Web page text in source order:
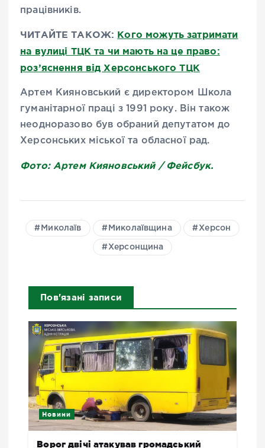
працівників.
ЧИТАЙТЕ ТАКОЖ: Кого можуть затримати
на вулиці ТЦК та чи мають на це право:
роз’яснення від Херсонського ТЦК
Артем Кияновський є директором Школа
гуманітарної праці з 1991 року. Він також
неодноразово був обраний депутатом до
Херсонських міської та обласної рад.
Фото: Артем Кияновський / Фейсбук.
Миколаїв Миколаївщина Херсон
Херсонщина
Пов'язані записи
Новини
Ворог двічі атакував громадський